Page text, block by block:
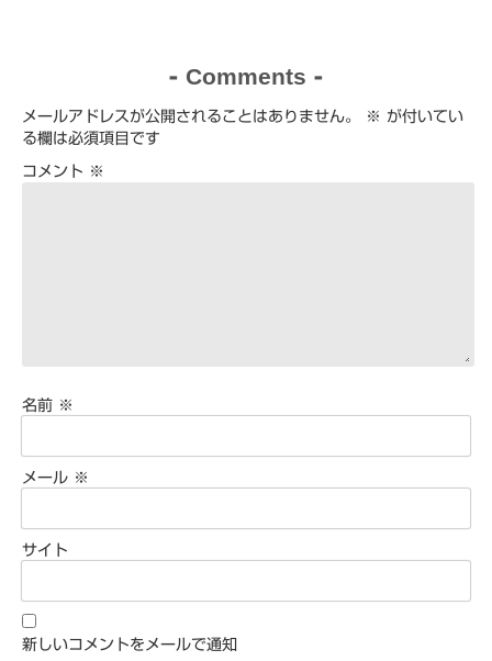
な人は絶対に
ださい。
- Comments -
メールアドレスが公開されることはありません。 ※ が付いてい
る欄は必須項目です
コメント ※
名前 ※
メール ※
サイト
新しいコメントをメールで通知